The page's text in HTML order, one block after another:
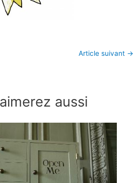
Article suivant →
aussi